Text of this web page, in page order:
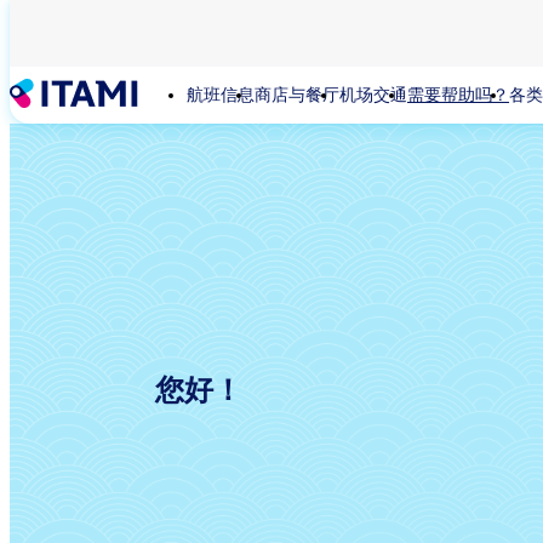
主
要
内
容
航班信息商店与餐厅机场交通 需要帮助吗？ 各
您好！